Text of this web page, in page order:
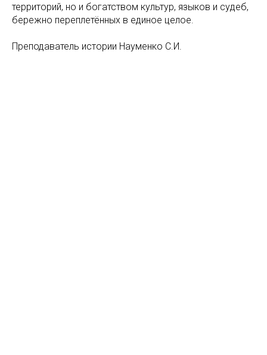
территорий, но и богатством культур, языков и судеб,
бережно переплетённых в единое целое.
Преподаватель истории Науменко С.И.